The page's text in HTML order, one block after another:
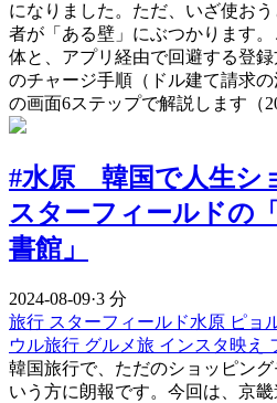
になりました。ただ、いざ使お
者が「ある壁」にぶつかります
体と、アプリ経由で回避する登
のチャージ手順（ドル建て請求
の画面6ステップで解説します（
#水原 韓国で人生シ
スターフィールドの
書館」
2024-08-09·3 分
旅行 スターフィールド水原 ピョ
ウル旅行 グルメ旅 インスタ映え
韓国旅行で、ただのショッピン
いう方に朗報です。今回は、京